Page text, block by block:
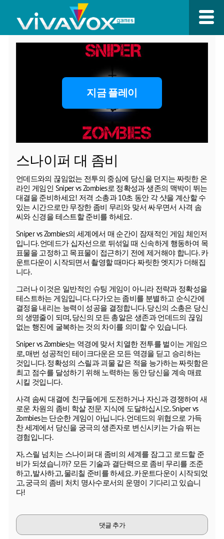
지금 플레이
스나이퍼 대 좀비
언데드와의 끊임없는 전투의 중심에 당신을 던지는 짜릿한 온
라인 게임인 Sniper vs Zombies로 정확성과 생존의 맥박이 뛰는
대결을 준비하세요! 저격 소총과 10초 동안 각 샷을 계산할 수
있는 시간으로만 무장한 좀비 무리와 맞서 싸우면서 사격 솜
씨와 신경을 테스트할 준비를 하세요.
Sniper vs Zombies의 세계에서 매 순간이 잠재적인 게임 체인저
입니다. 언데드가 십자선으로 뒤섞일 때 신속하게 행동하여 목
표물을 고정하고 목표물이 접근하기 전에 제거해야 합니다. 카
운트다운이 시작되면서 촬영할 때마다 짜릿한 엣지가 더해집
니다.
그러나 이것은 일반적인 슈팅 게임이 아니라 전략과 정확성을
테스트하는 게임입니다. 다가오는 좀비를 분별하고 순식간에
결정을 내리는 능력이 성공을 결정합니다. 당신의 소총은 당신
의 생명줄이 되며, 당신의 모든 총알은 생존과 언데드의 끊임
없는 행진에 굴복하는 것의 차이를 의미할 수 있습니다.
Sniper vs Zombies는 역경에 맞서 치열한 전투를 벌이는 게임으
로, 매번 성공적인 테이크다운은 모든 역경을 딛고 승리하는
것입니다. 정확성의 스릴과 괴물 같은 적을 능가하는 짜릿함은
최고 점수를 달성하기 위해 노력하는 동안 당신을 계속 매료
시킬 것입니다.
사격 솜씨 대결에 친구들에게 도전하거나 자신과 경쟁하여 새
로운 차원의 좀비 학살 전문 지식에 도달하십시오. Sniper vs
Zombies는 단순한 게임이 아닙니다. 언데드의 위협으로 가득
찬 세계에서 당신을 궁극의 생존자로 변신시키는 가슴 뛰는
경험입니다.
자, 스릴 넘치는 스나이퍼 대 좀비의 세계를 잠그고 로드할 준
비가 되셨습니까? 모든 기술과 결단력으로 좀비 무리를 조준
하고, 발사하고, 물리칠 준비를 하세요. 카운트다운이 시작되었
고, 궁극의 좀비 처치 명사수로서의 운명이 기다리고 있습니
다!
댓글 추가